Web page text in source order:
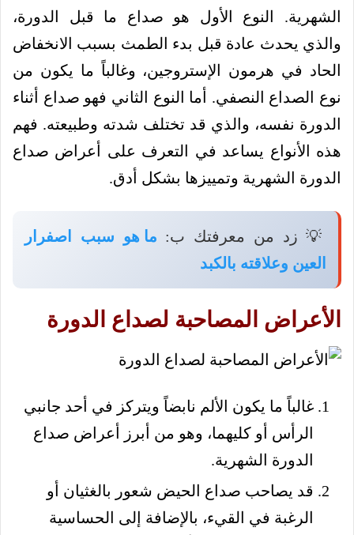
الشهرية. النوع الأول هو صداع ما قبل الدورة،
والذي يحدث عادة قبل بدء الطمث بسبب الانخفاض
الحاد في هرمون الإستروجين، وغالباً ما يكون من
نوع الصداع النصفي. أما النوع الثاني فهو صداع أثناء
الدورة نفسه، والذي قد تختلف شدته وطبيعته. فهم
هذه الأنواع يساعد في التعرف على أعراض صداع
الدورة الشهرية وتمييزها بشكل أدق.
💡 زد من معرفتك ب: ما هو سبب اصفرار
العين وعلاقته بالكبد
الأعراض المصاحبة لصداع الدورة
غالباً ما يكون الألم نابضاً ويتركز في أحد جانبي
الرأس أو كليهما، وهو من أبرز أعراض صداع
الدورة الشهرية.
قد يصاحب صداع الحيض شعور بالغثيان أو
الرغبة في القيء، بالإضافة إلى الحساسية